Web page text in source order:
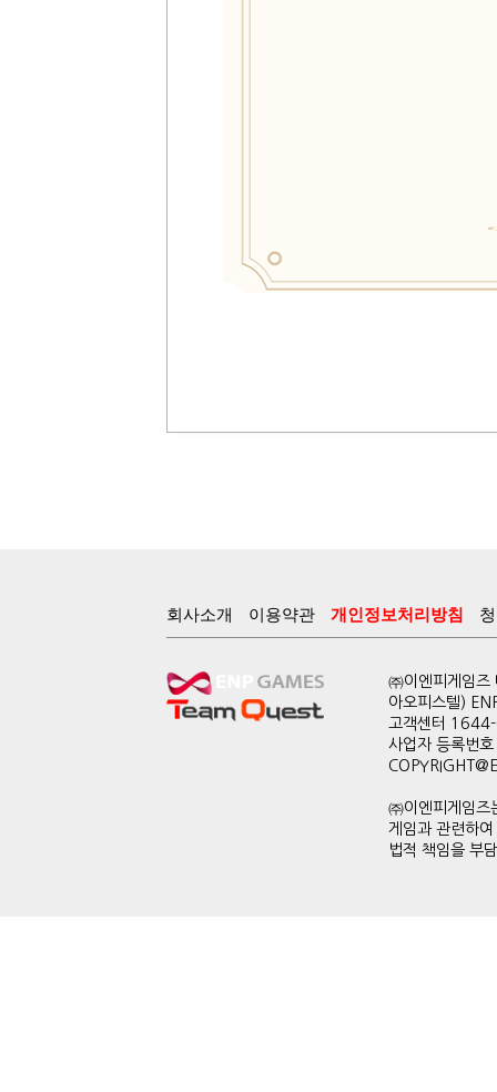
회사소개 이용약관 개인정보처리방침
㈜이엔피게임
아오피스텔)
고객센터
사업자 등록번
㈜이엔피게임즈
게임과 관련하
법적 책임을 부